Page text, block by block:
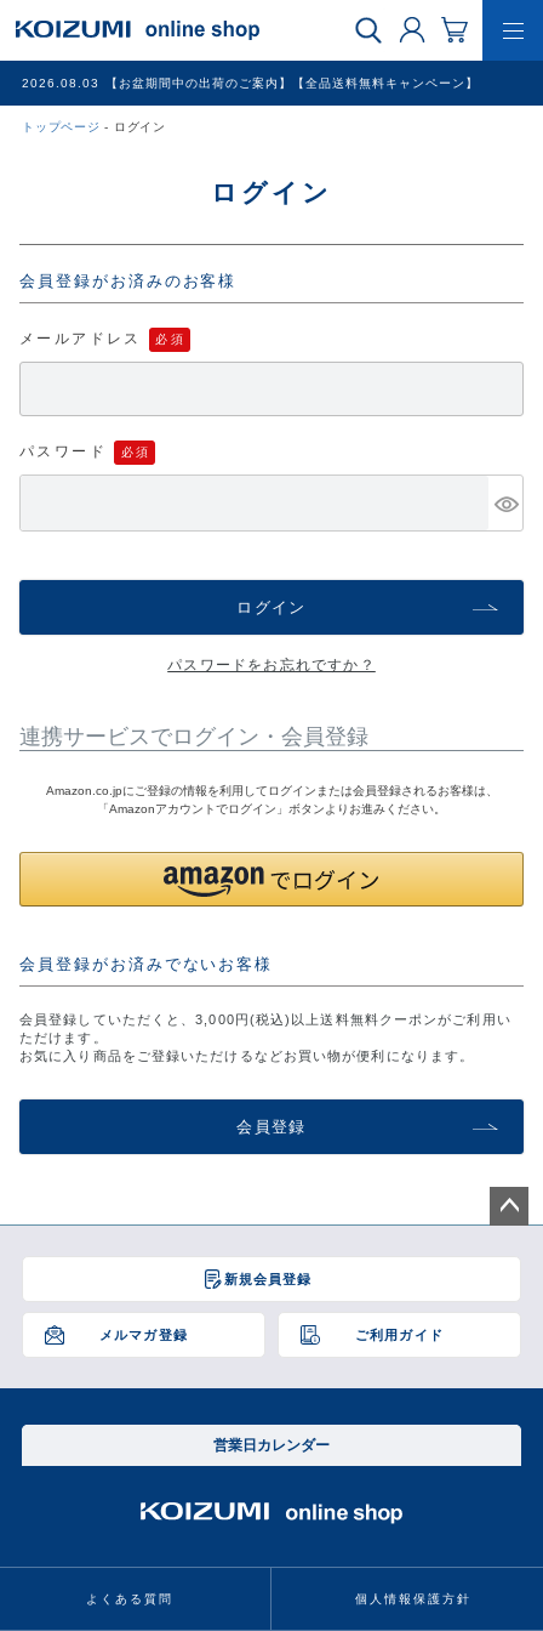
2026.08.03 【お盆期間中の出荷のご案内】【全品送料無料キャンペーン】
トップページ ログイン
調理家電
冷暖房家電
ブログ
ログイン
お問い合わせ
ログイン
会員登録がお済みのお客様
メールアドレス
パスワード
ログイン
パスワードをお忘れですか？
連携サービスでログイン・会員登録
Amazon.co.jpにご登録の情報を利用してログインまたは会員登録されるお客様は、
「Amazonアカウントでログイン」ボタンよりお進みください。
会員登録がお済みでないお客様
会員登録していただくと、3,000円(税込)以上送料無料クーポンがご利用い
ただけます。
お気に入り商品をご登録いただけるなどお買い物が便利になります。
会員登録
新規会員登録
メルマガ登録 ご利用ガイド
ジト
へ
営業日カレンダー
よくある質問 個人情報保護方針